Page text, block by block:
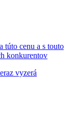
túto cenu a s touto
konkurentov
vyzerá